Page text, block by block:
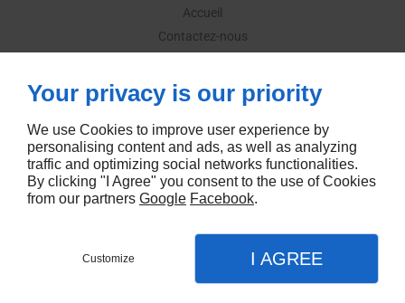
Accueil
Contactez-nous
Plan du site
SUIVEZ-NOUS
CONTACT
Your privacy is our priority
We use Cookies to improve user experience by
personalising content and ads, as well as analyzing
traffic and optimizing social networks functionalities.
By clicking "I Agree" you consent to the use of Cookies
from our partners Google Facebook.
Customize I AGREE